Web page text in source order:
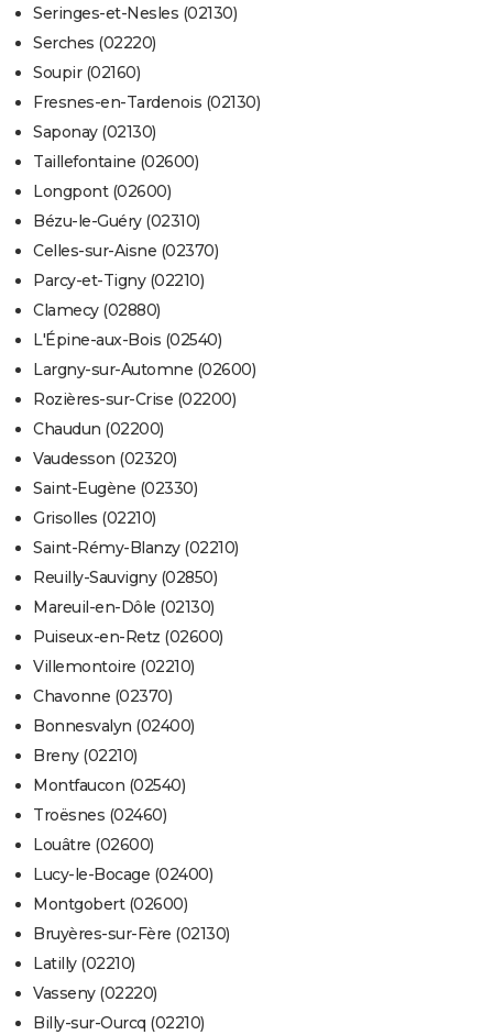
Seringes-et-Nesles (02130)
Serches (02220)
Soupir (02160)
Fresnes-en-Tardenois (02130)
Saponay (02130)
Taillefontaine (02600)
Longpont (02600)
Bézu-le-Guéry (02310)
Celles-sur-Aisne (02370)
Parcy-et-Tigny (02210)
Clamecy (02880)
L'Épine-aux-Bois (02540)
Largny-sur-Automne (02600)
Rozières-sur-Crise (02200)
Chaudun (02200)
Vaudesson (02320)
Saint-Eugène (02330)
Grisolles (02210)
Saint-Rémy-Blanzy (02210)
Reuilly-Sauvigny (02850)
Mareuil-en-Dôle (02130)
Puiseux-en-Retz (02600)
Villemontoire (02210)
Chavonne (02370)
Bonnesvalyn (02400)
Breny (02210)
Montfaucon (02540)
Troësnes (02460)
Louâtre (02600)
Lucy-le-Bocage (02400)
Montgobert (02600)
Bruyères-sur-Fère (02130)
Latilly (02210)
Vasseny (02220)
Billy-sur-Ourcq (02210)